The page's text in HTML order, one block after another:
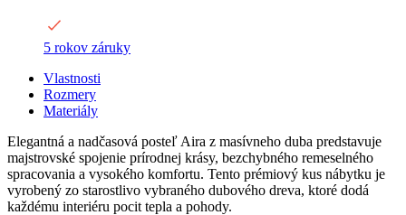
5 rokov záruky
Vlastnosti
Rozmery
Materiály
Elegantná a nadčasová posteľ Aira z masívneho duba predstavuje
majstrovské spojenie prírodnej krásy, bezchybného remeselného
spracovania a vysokého komfortu. Tento prémiový kus nábytku je
vyrobený zo starostlivo vybraného dubového dreva, ktoré dodá
každému interiéru pocit tepla a pohody.